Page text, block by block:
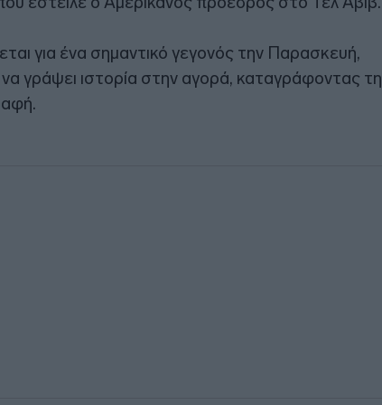
για ένα σημαντικό γεγονός την Παρασκευή,
γράψει ιστορία στην αγορά, καταγράφοντας τη